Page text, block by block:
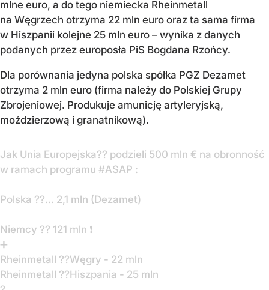
mlne euro, a do tego niemiecka Rheinmetall
na Węgrzech otrzyma 22 mln euro oraz ta sama firma
w Hiszpanii kolejne 25 mln euro – wynika z danych
podanych przez europosła PiS Bogdana Rzońcy.
Dla porównania jedyna polska spółka PGZ Dezamet
otrzyma 2 mln euro (firma należy do Polskiej Grupy
Zbrojeniowej. Produkuje amunicję artyleryjską,
moździerzową i granatnikową).
Jak Unia Europejska?? podzieli 500 mln € na obronność
w ramach programu #ASAP :
Polska ??… 2,1 mln (Dezamet)
Niemcy ?? 121 mln ❗️
➕
Rheinmetall ??Węgry - 22 mln
Rheinmetall ??Hiszpania - 25 mln